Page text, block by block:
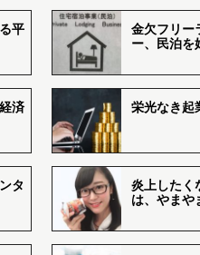
平
金欠フリー
ー、民泊を
済
栄光なき起
タ
炎上したく
は、やまや